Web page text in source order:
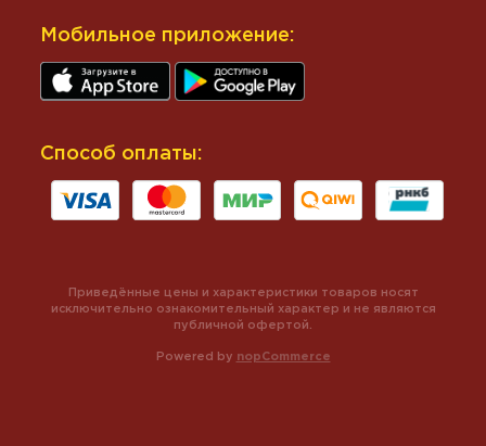
Мобильное приложение:
Способ оплаты:
Powered by nopCommerce
Приведённые цены и характеристики товаров носят
исключительно ознакомительный характер и не являются
публичной офертой.